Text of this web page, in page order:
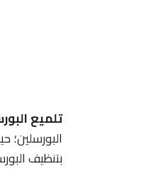
تلميع
البورسلين؛
بتنظيف